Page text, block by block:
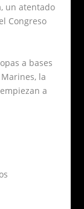
un atentado
Congreso
a bases
la
a